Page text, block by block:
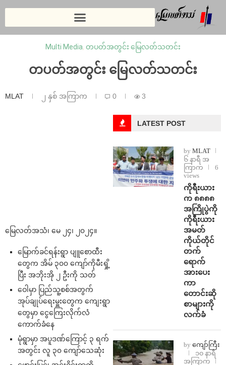
Multi Media, တပတ်အတွင်း မြေလတ်သတင်း
တပတ်အတွင်း မြေလတ်သတင်း
MLAT ၂ နှစ် အကြာက 0 3
မြေလတ်အသံ၊ မေ ၂၄၊ ၂၀၂၄။
မြောက်ခင်ရန်းရွာ ပျူစောထီး
တွေက အိမ် ၃၀၀ ကျော်ကိုမီးရှို့
ပြီး အဘိုးအို ၂ ဦးကို သတ်
ဝေါမှာ ပြည်သူ့စစ်အတွက်
အုပ်ချုပ်ရေးမှူးတွေက ကျေးရွာ
တွေမှာ ငွေကြေးလိုက်လံ
ကောက်ခံနေ
မုံရွာမှာ အပူဒဏ်ကြောင့် ၃ ရက်
အတွင်း လူ ၃၀ ကျော်သေဆုံး
LATEST POST
by MLAT
၆ နာရီ အ
ကြာက
6
views
ကိုရီးယား
က ၈၈၈၈
အကြိုပွဲကို
ကိုရီးယား
အမတ်
ကိုယ်တိုင်
တက်
ရောက်
အားပေး
ကာ
တောင်းဆို
စာများကို
လက်ခံ
by ကျော်ကြီး
၁၀ နာရီ
အကြာက